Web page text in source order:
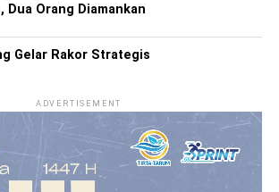
Orang Diamankan
Gelar Rakor Strategis
ADVERTISEMENT